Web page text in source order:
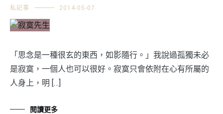
私記事 2014-05-07
「思念是一種很玄的東西，如影隨行。」我說過孤獨未必
是寂寞，一個人也可以很好。寂寞只會依附在心有所屬的
人身上，明 […]
閱讀更多